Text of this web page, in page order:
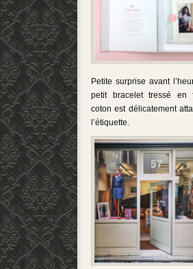
Petite surprise avant
petit bracelet tressé en
coton est délicatement
l’étiquette.